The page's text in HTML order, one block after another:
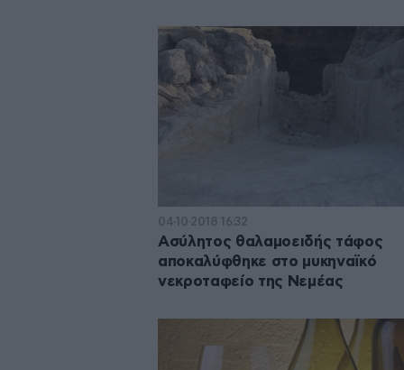
04·10·2018 16:32
Ασύλητος θαλαμοειδής τάφος
αποκαλύφθηκε στο μυκηναϊκό
νεκροταφείο της Νεμέας